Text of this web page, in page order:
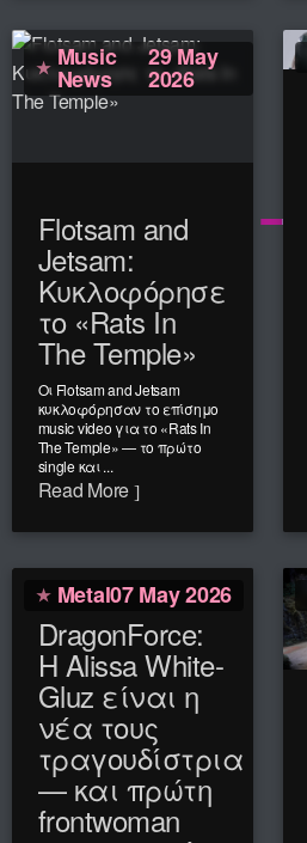
Music
News
29 May
2026
Flotsam and
Jetsam:
Κυκλοφόρησε
το «Rats In
The Temple»
Οι Flotsam and Jetsam
κυκλοφόρησαν το επίσημο
music video για το «Rats In
The Temple» — το πρώτο
single και ...
Read More
Metal07 May 2026
DragonForce:
Η Alissa White-
Gluz είναι η
νέα τους
τραγουδίστρια
— και πρώτη
frontwoman